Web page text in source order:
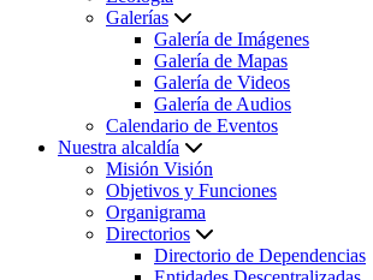
Galerías
Galería de Imágenes
Galería de Mapas
Galería de Videos
Galería de Audios
Calendario de Eventos
Nuestra alcaldía
Misión Visión
Objetivos y Funciones
Organigrama
Directorios
Directorio de Dependencias